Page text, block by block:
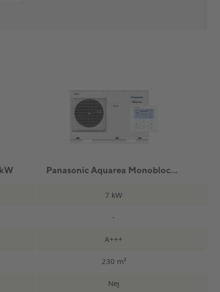
Panasonic Aquarea Monoblock Enfas 7kW
7 kW
-
A+++
230 m²
Nej